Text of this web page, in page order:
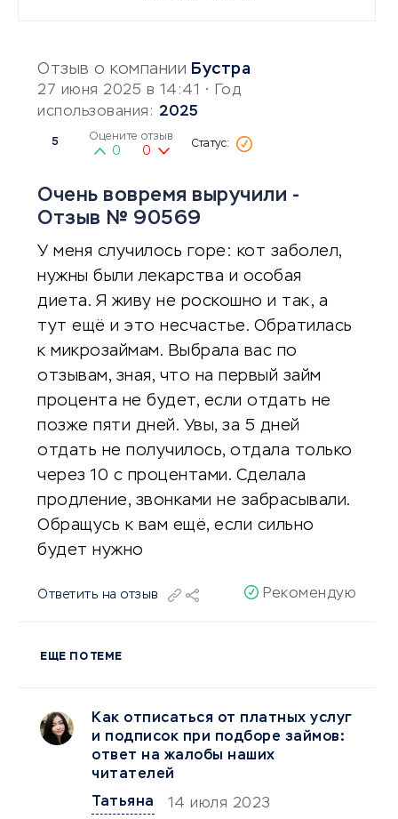
Отзыв о компании Бустра
27 июня 2025 в 14:41 • Год
использования: 2025
5 Оцените отзыв
0 0
Очень вовремя выручили -
Отзыв № 90569
У меня случилось горе: кот заболел,
нужны были лекарства и особая
диета. Я живу не роскошно и так, а
тут ещё и это несчастье. Обратилась
к микрозаймам. Выбрала вас по
отзывам, зная, что на первый займ
процента не будет, если отдать не
позже пяти дней. Увы, за 5 дней
отдать не получилось, отдала только
через 10 с процентами. Сделала
продление, звонками не забрасывали.
Обращусь к вам ещё, если сильно
будет нужно
Ответить на отзыв Рекомендую
ЕЩЕ ПО ТЕМЕ
Как отписаться от платных услуг
и подписок при подборе займов:
ответ на жалобы наших
читателей
Татьяна
14 июля 2023